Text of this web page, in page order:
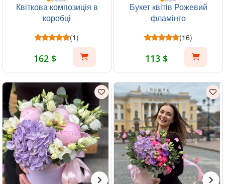
Квіткова композиція в
коробці
(1)
162 $
Букет квітів Рожевий
фламінго
(16)
113 $